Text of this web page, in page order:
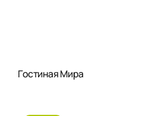
Гостиная Мира